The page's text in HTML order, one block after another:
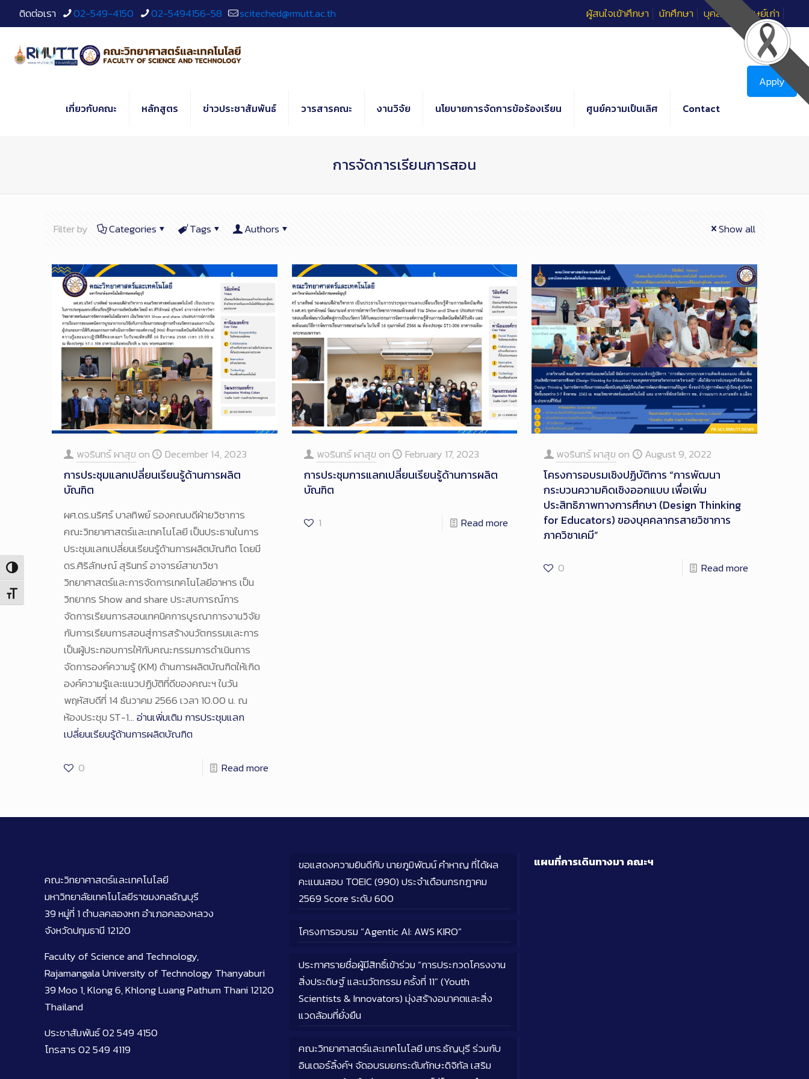
to
Content
Toggle High Contrast
Toggle Font size
ติดต่อเรา 02-549-4150 02-5494156-58 sciteched@rmutt.ac.th ผู้สนใจเข้าศึกษา นักศึกษา บุคลากร ศิษย์เก่า
เกี่ยวกับคณะ หลักสูตร ข่าวประชาสัมพันธ์ วารสารคณะ งานวิจัย นโยบายการจัดการข้อร้องเรียน ศูนย์ความเป็นเลิศ Contact
Apply
การจัดการเรียนการสอน
Filter by Categories Tags Authors Show all
พจรินทร์ ผาสุข on December 14, 2023
การประชุมแลกเปลี่ยนเรียนรู้ด้านการผลิต
บัณฑิต
ผศ.ดร.นริศร์ บาลทิพย์ รองคณบดีฝ่ายวิชาการ
คณะวิทยาศาสตร์และเทคโนโลยี เป็นประธานในการ
ประชุมแลกเปลี่ยนเรียนรู้ด้านการผลิตบัณฑิต โดยมี
ดร.ศิริลักษณ์ สุรินทร์ อาจารย์สาขาวิชา
วิทยาศาสตร์และการจัดการเทคโนโลยีอาหาร เป็น
วิทยากร Show and share ประสบการณ์การ
จัดการเรียนการสอนเทคนิคการบูรณาการงานวิจัย
กับการเรียนการสอนสู่การสร้างนวัตกรรมและการ
เป็นผู้ประกอบการให้กับคณะกรรมการดำเนินการ
จัดการองค์ความรู้ (KM) ด้านการผลิตบัณฑิตให้เกิด
องค์ความรู้และแนวปฏิบัติที่ดีของคณะฯ ในวัน
พฤหัสบดีที่ 14 ธันวาคม 2566 เวลา 10.00 น. ณ
ห้องประชุม ST-1…อ่านเพิ่มเติม การประชุมแลก
เปลี่ยนเรียนรู้ด้านการผลิตบัณฑิต
0 Read more
พจรินทร์ ผาสุข on February 17, 2023
การประชุมการแลกเปลี่ยนเรียนรู้ด้านการผลิต
บัณฑิต
1 Read more
พจรินทร์ ผาสุข on August 9, 2022
โครงการอบรมเชิงปฏิบัติการ “การพัฒนา
กระบวนความคิดเชิงออกแบบ เพื่อเพิ่ม
ประสิทธิภาพทางการศึกษา (Design Thinking
for Educators) ของบุคคลากรสายวิชาการ
ภาควิชาเคมี”
0 Read more
คณะวิทยาศาสตร์และเทคโนโลยี
มหาวิทยาลัยเทคโนโลยีราชมงคลธัญบุรี
39 หมู่ที่ 1 ตำบลคลองหก อำเภอคลองหลวง
จังหวัดปทุมธานี 12120
Faculty of Science and Technology,
Rajamangala University of Technology Thanyaburi
39 Moo 1, Klong 6, Khlong Luang Pathum Thani 12120
Thailand
ประชาสัมพันธ์ 02 549 4150
โทรสาร 02 549 4119
ขอแสดงความยินดีกับ นายภูมิพัฒน์ คำหาญ ที่ได้ผล
คะแนนสอบ TOEIC (990) ประจำเดือนกรกฎาคม
2569 Score ระดับ 600
โครงการอบรม “Agentic AI: AWS KIRO”
ประกาศรายชื่อผู้มีสิทธิ์เข้าร่วม “การประกวดโครงงาน
สิ่งประดิษฐ์ และนวัตกรรม ครั้งที่ 11” (Youth
Scientists & Innovators) มุ่งสร้างอนาคตและสิ่ง
แวดล้อมที่ยั่งยืน
คณะวิทยาศาสตร์และเทคโนโลยี มทร.ธัญบุรี ร่วมกับ
อินเตอร์ลิ้งค์ฯ จัดอบรมยกระดับทักษะดิจิทัล เสริม
แผนที่การเดินทางมาคณะฯ